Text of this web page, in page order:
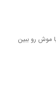
موش رو ببین